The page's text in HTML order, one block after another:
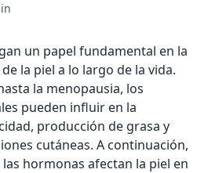
un papel fundamental en la
la piel a lo largo de la vida.
la menopausia, los
pueden influir en la
producción de grasa y
cutáneas. A continuación,
hormonas afectan la piel en